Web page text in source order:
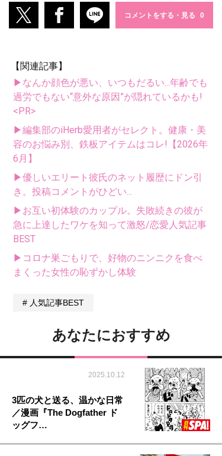
コメントをする・見る
【関連記事】
▶なんか顔色が悪い、いつもだるい...年齢でも
過労でもない“意外な原因”が隠れているかも!
<PR>
▶編集部のiHerb愛用者がセレクト。健康・美
容のお悩み別、鉄板アイテムはコレ!【2026年
6月】
▶優しいエリート彼氏のネット履歴にドン引
き。投稿コメントがひどい...
▶お互い初体験のカップル。失敗続きの彼が
急に上達したワケを知って激怒/恋愛人気記事
BEST
▶コロナ巣ごもりで、好物のニンニクを食べ
まくった女性の恥ずかし体験
人気記事BEST
あなたにおすすめ
2025.10.12
3匹の犬と送る、温かな日常
／漫画『The Dogfather ド
ッグフ…